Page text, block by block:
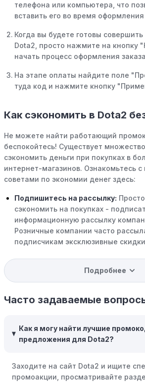
телефона или компьютера, что
вставить его во время оформления
Когда вы будете готовы совершить
Dota2, просто нажмите на кнопку
начать процесс оформления
На этапе оплаты найдите поле
туда код и нажмите кнопку
Как сэкономить в Dota2
Не можете найти работающий
беспокойтесь! Существует
сэкономить деньги при покупках в
интернет-магазинов. Ознакомьтесь
советами по экономии денег здесь:
Подпишитесь на рассылку:
сэкономить на покупках -
информационную рассылку
Розничные компании часто
подписчикам эксклюзивные
Программы вознаграждений:
компании Dota2 есть программы
покупках. Накапливайте баллы и
Совершать покупки во время
крупными распродажами, такими
розничные компании часто
скидки.
Подробнее
Часто задаваемые
Как я могу найти лучшие
предложения для Dota2?
Заходите на сайт Dota2 и ищите
промоакции, просматривайте